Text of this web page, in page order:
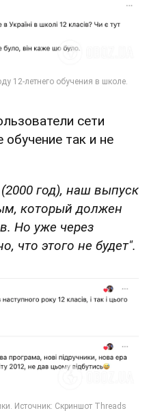
сети
так и не
год), наш выпуск
который должен
Но уже через
что этого не будет".